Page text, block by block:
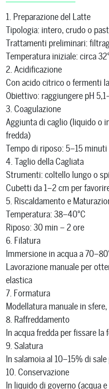
1. Preparazione del Latte
Tipologia: intero, crudo o
Trattamenti preliminari:
Temperatura iniziale: circa
2. Acidificazione
Con acido citrico o fermenti
Obiettivo: raggiungere pH
3. Coagulazione
Aggiunta di caglio (liquido o
fredda)
Tempo di riposo: 5–15 minuti
4. Taglio della Cagliata
Strumenti: coltello lungo o
Cubetti da 1–2 cm per
5. Riscaldamento e
Temperatura: 38–40°C
Riposo: 30 min – 2 ore
6. Filatura
Immersione in acqua a
Lavorazione manuale per
elastica
7. Formatura
Modellatura manuale in
8. Raffreddamento
In acqua fredda per fissare la
9. Salatura
In salamoia al 10–15% di
10. Conservazione
In liquido di governo (acqua